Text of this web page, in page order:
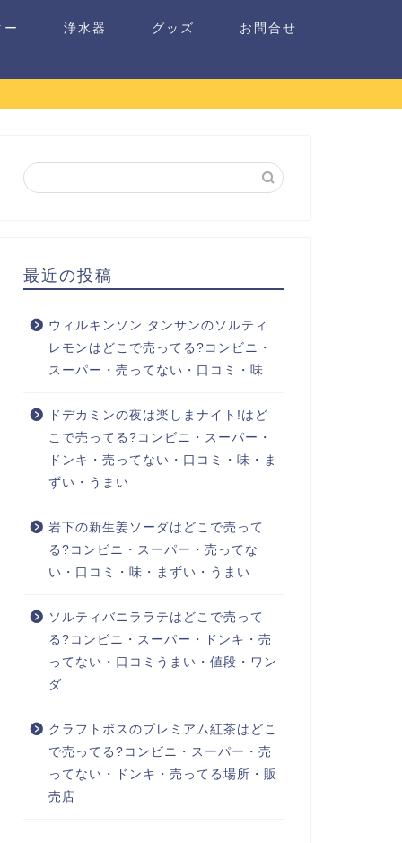
浄水器 グッズ お問合せ
最近の投稿
ウィルキンソン タンサンのソルティ
レモンはどこで売ってる?コンビニ・
スーパー・売ってない・口コミ・味
ドデカミンの夜は楽しまナイト!はど
こで売ってる?コンビニ・スーパー・
ドンキ・売ってない・口コミ・味・ま
ずい・うまい
岩下の新生姜ソーダはどこで売って
る?コンビニ・スーパー・売ってな
い・口コミ・味・まずい・うまい
ソルティバニララテはどこで売って
る?コンビニ・スーパー・ドンキ・売
ってない・口コミうまい・値段・ワン
ダ
クラフトボスのプレミアム紅茶はどこ
で売ってる?コンビニ・スーパー・売
ってない・ドンキ・売ってる場所・販
売店